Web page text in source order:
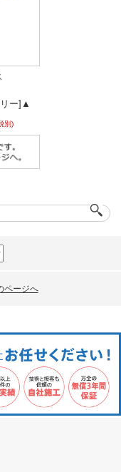
ー]▲
別)
ページへ